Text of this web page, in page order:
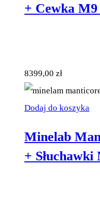
+ Cewka
8399,00 zł
Dodaj do koszyka
Minelab
+ Słuchawki